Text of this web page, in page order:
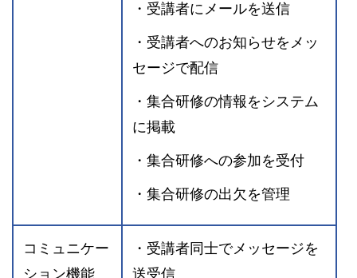
・受講者にメールを送信
・受講者へのお知らせをメッ
セージで配信
・集合研修の情報をシステム
に掲載
・集合研修への参加を受付
・集合研修の出欠を管理
コミュニケー
ション機能
・受講者同士でメッセージを
送受信